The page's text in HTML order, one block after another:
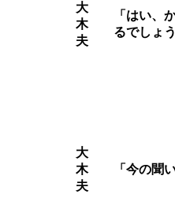
大
木
夫
「はい、
るでしょ
大
木
夫
「今の聞